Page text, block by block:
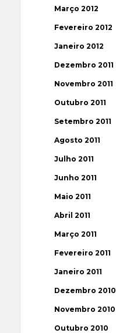
Março 2012
Fevereiro 2012
Janeiro 2012
Dezembro 2011
Novembro 2011
Outubro 2011
Setembro 2011
Agosto 2011
Julho 2011
Junho 2011
Maio 2011
Abril 2011
Março 2011
Fevereiro 2011
Janeiro 2011
Dezembro 2010
Novembro 2010
Outubro 2010